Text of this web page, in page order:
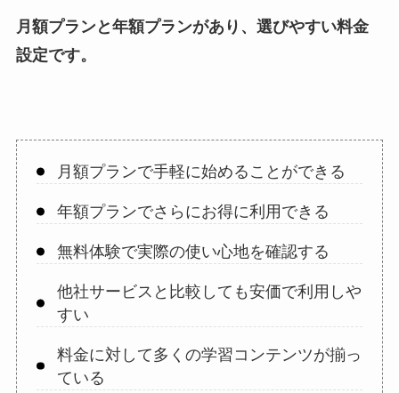
月額プランと年額プランがあり、選びやすい料金
設定です。
月額プランで手軽に始めることができる
年額プランでさらにお得に利用できる
無料体験で実際の使い心地を確認する
他社サービスと比較しても安価で利用しや
すい
料金に対して多くの学習コンテンツが揃っ
ている